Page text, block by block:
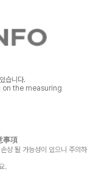
습니다.
the measuring
事項
상 될 가능성이 있으니 주의하
.